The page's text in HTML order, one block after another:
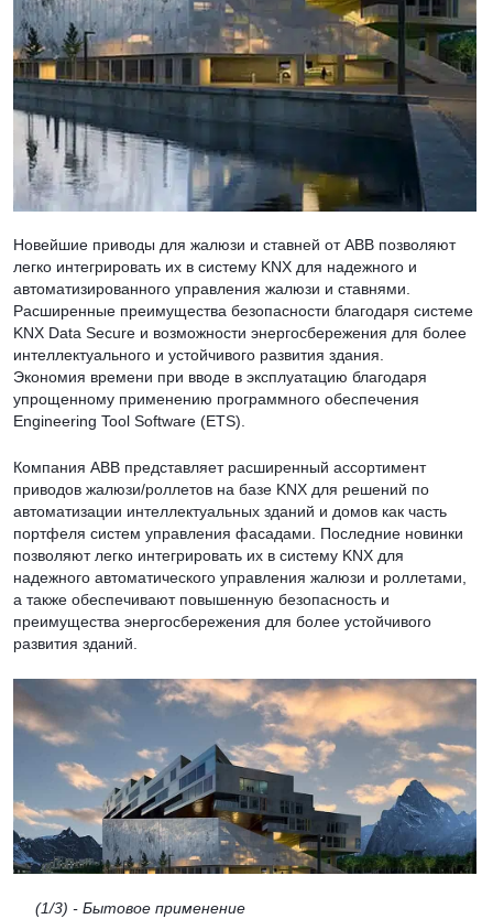
Новейшие приводы для жалюзи и ставней от ABB позволяют
легко интегрировать их в систему KNX для надежного и
автоматизированного управления жалюзи и ставнями.
Расширенные преимущества безопасности благодаря системе
KNX Data Secure и возможности энергосбережения для более
интеллектуального и устойчивого развития здания.
Экономия времени при вводе в эксплуатацию благодаря
упрощенному применению программного обеспечения
Engineering Tool Software (ETS).
Компания ABB представляет расширенный ассортимент
приводов жалюзи/роллетов на базе KNX для решений по
автоматизации интеллектуальных зданий и домов как часть
портфеля систем управления фасадами. Последние новинки
позволяют легко интегрировать их в систему KNX для
надежного автоматического управления жалюзи и роллетами,
а также обеспечивают повышенную безопасность и
преимущества энергосбережения для более устойчивого
развития зданий.
(1/3) - Бытовое применение